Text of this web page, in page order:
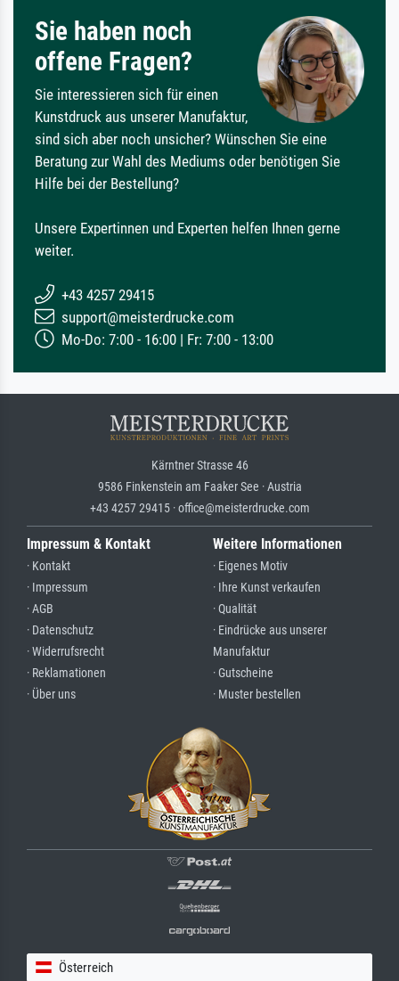
Sie haben noch
offene Fragen?
Sie interessieren sich für einen
Kunstdruck aus unserer Manufaktur,
sind sich aber noch unsicher? Wünschen Sie eine
Beratung zur Wahl des Mediums oder benötigen Sie
Hilfe bei der Bestellung?
Unsere Expertinnen und Experten helfen Ihnen gerne
weiter.
+43 4257 29415
support@meisterdrucke.com
Mo-Do: 7:00 - 16:00 | Fr: 7:00 - 13:00
Kärntner Strasse 46
9586 Finkenstein am Faaker See · Austria
+43 4257 29415 · office@meisterdrucke.com
Impressum & Kontakt
· Kontakt
· Impressum
· AGB
· Datenschutz
· Widerrufsrecht
· Reklamationen
· Über uns
Weitere Informationen
· Eigenes Motiv
· Ihre Kunst verkaufen
· Qualität
· Eindrücke aus unserer
Manufaktur
· Gutscheine
· Muster bestellen
Österreich